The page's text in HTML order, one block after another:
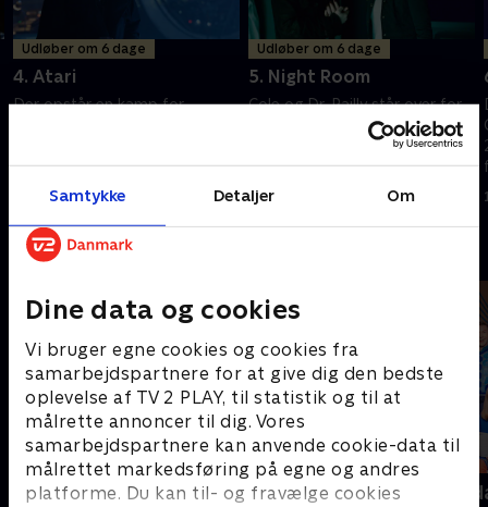
Samtykke Detaljer Om
Dine data og cookies
Vi bruger egne cookies og cookies fra
samarbejdspartnere for at give dig den bedste
oplevelse af TV 2 PLAY, til statistik og til at
målrette annoncer til dig. Vores
samarbejdspartnere kan anvende cookie-data til
målrettet markedsføring på egne og andres
platforme. Du kan til- og fravælge cookies
Udløber om 6 dage
4. Atari
Der opstår en kamp for
Cole og Ramse, truer deres
forsøg på at redde fortiden
15. august 2024 • 41 min
Udløber om 6 dage
5. Night Room
Cole og Dr. Railly står over for
Army of the 12 Monkeys, da de
opdager et hemmeligt
laboratorium, der huser den
virus, som vil ødelægge verden
15. august 2024 • 41 min
Andre så også
Mordene i Marlow Robssons